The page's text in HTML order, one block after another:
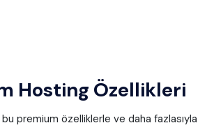
Hosting Özellikleri
premium özelliklerle ve daha fazlasıyla